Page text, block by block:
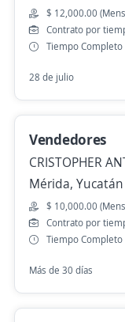
Ejecutivo (a) de
3.8
Mérida, Yucatán
Hace 2 días
Ejecutivo(a)
Sociedad
Chemax,
Hace 7 horas
$ 12,000.00
Contrato por
Tiempo Completo
28 de julio
Vendedores
CRISTOPHER
Mérida, Yucatán
$ 10,000.00
Contrato por
Tiempo Completo
Más de 30 días